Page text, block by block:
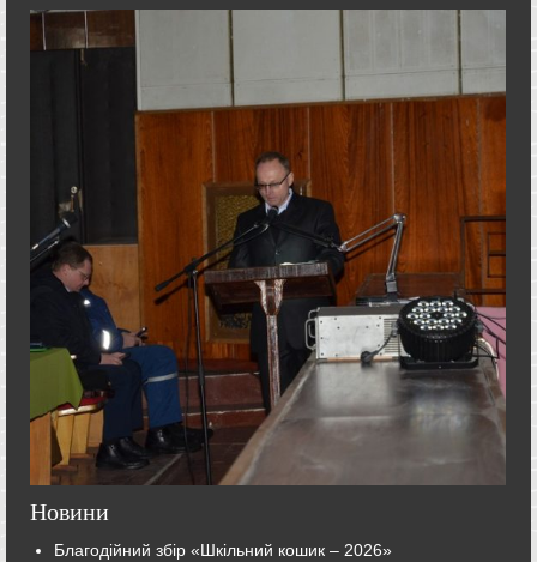
Новини
Благодійний збір «Шкільний кошик – 2026»